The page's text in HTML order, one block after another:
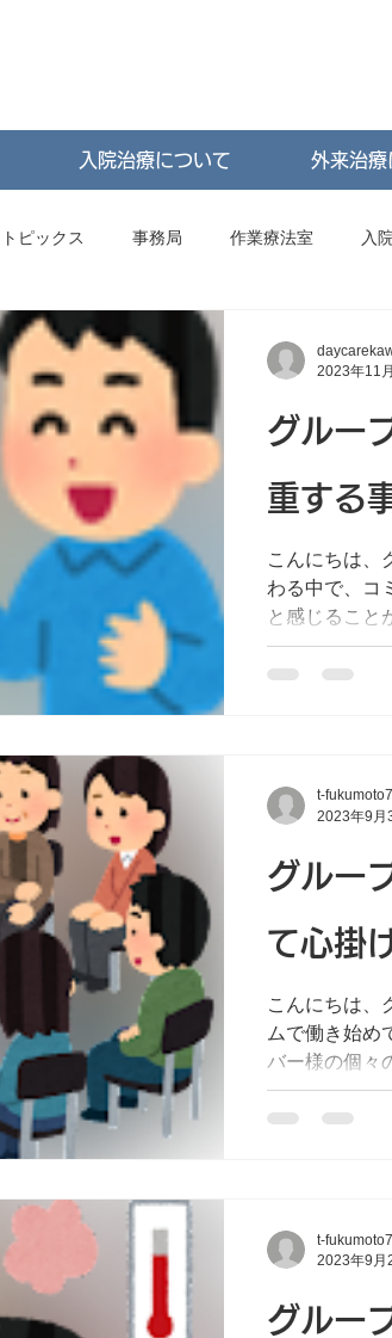
入院治療について 外来治療
トピックス 事務局 作業療法室 入
看護部 閉鎖病棟 開放病棟
外来
グルー
重する
こんにちは、
わる中で、コ
と感じること
ンとは言って
にして訴えら
2023年11
グルー
て心掛
こんにちは、
ムで働き始め
バー様の個々
に立って考え
真の意味を理
t-
2023年9月
グルー
t-
2023年9月